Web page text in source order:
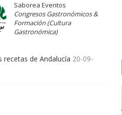
Saborea Eventos
Congresos Gastronómicos &
Formación (Cultura
Gastronómica)
recetas de Andalucía 20-09-